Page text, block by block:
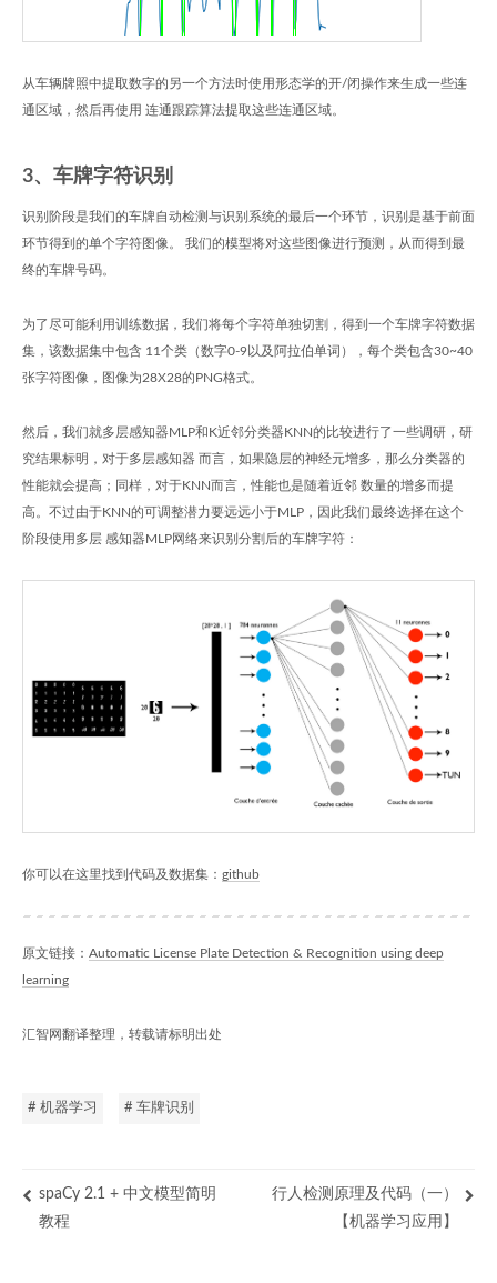
从车辆牌照中提取数字的另一个方法时使用形态学的开/闭操作来生成一些连
通区域，然后再使用 连通跟踪算法提取这些连通区域。
3、车牌字符识别
识别阶段是我们的车牌自动检测与识别系统的最后一个环节，识别是基于前面
环节得到的单个字符图像。 我们的模型将对这些图像进行预测，从而得到最
终的车牌号码。
为了尽可能利用训练数据，我们将每个字符单独切割，得到一个车牌字符数据
集，该数据集中包含 11个类（数字0-9以及阿拉伯单词），每个类包含30~40
张字符图像，图像为28X28的PNG格式。
然后，我们就多层感知器MLP和K近邻分类器KNN的比较进行了一些调研，研
究结果标明，对于多层感知器 而言，如果隐层的神经元增多，那么分类器的
性能就会提高；同样，对于KNN而言，性能也是随着近邻 数量的增多而提
高。不过由于KNN的可调整潜力要远远小于MLP，因此我们最终选择在这个
阶段使用多层 感知器MLP网络来识别分割后的车牌字符：
你可以在这里找到代码及数据集： github
原文链接： Automatic License Plate Detection & Recognition using deep
learning
汇智网翻译整理，转载请标明出处
# 机器学习 # 车牌识别
spaCy 2.1 + 中文模型简明
教程
行人检测原理及代码（一）
【机器学习应用】